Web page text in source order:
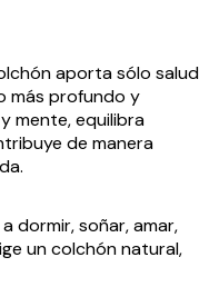
aporta sólo salud
más profundo y
mente, equilibra
de manera
dormir, soñar, amar,
un colchón natural,